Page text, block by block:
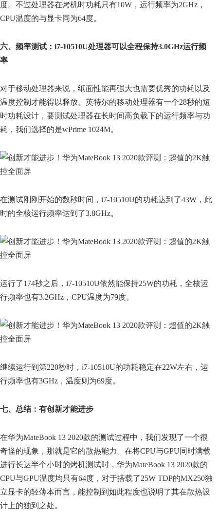
度。不过处理器在烤机时功耗只有10W，运行频率为2GHz，
CPU温度的与显卡同为64度。
六、频率测试：i7-10510U处理器可以全程保持3.0GHz运行频
率
对于移动处理器来说，纸面性能再强大也需要优秀的功耗以及
温度控制才能得以释放。英特尔的移动处理器有一个28秒的短
时功耗设计，要测试处理器在长时间高负载下的运行频率与功
耗，我们选择的是wPrime 1024M。
在测试刚刚开始的数秒时间，i7-10510U的功耗达到了43W，此
时的全核运行频率达到了3.8GHz。
运行了174秒之后，i7-10510U依然能保持25W的功耗，全核运
行频率也有3.2GHz，CPU温度为79度。
继续运行到第220秒时，i7-10510U的功耗稳定在22W左右，运
行频率也有3GHz，温度则为69度。
七、总结：有创新才能进步
在华为MateBook 13 2020款的测试过程中，我们发现了一个很
奇怪的现象，那就是它的散热能力。在将CPU与GPU同时满载
进行长达半个小时的烤机测试时，华为MateBook 13 2020款的
CPU与GPU温度均只有64度，对于搭载了25W TDP的MX250独
立显卡的轻薄本而言，能控制到如此程度也说明了其在散热设
计上的独到之处。